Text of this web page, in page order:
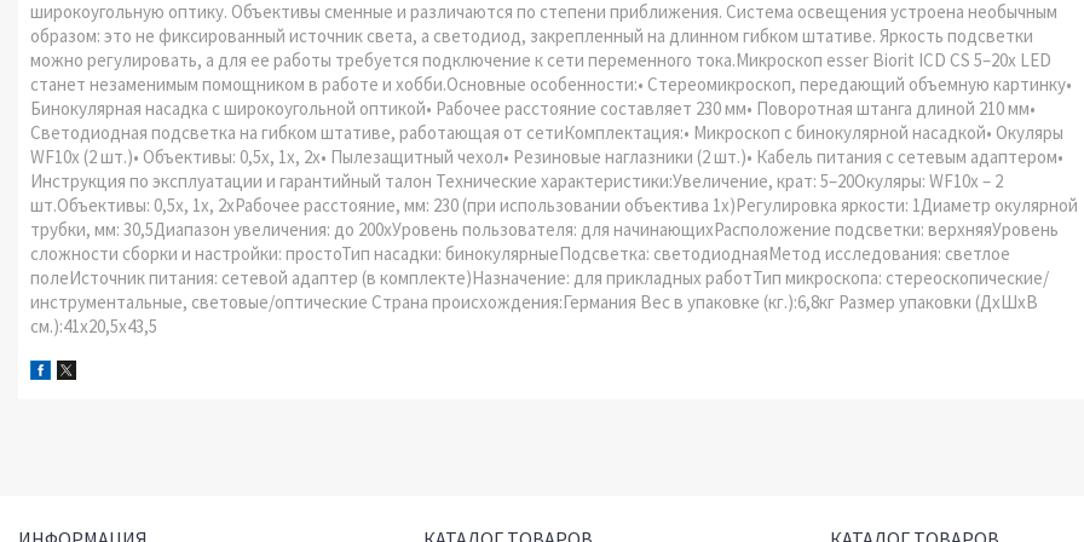
широкоугольную оптику. Объективы сменные и различаются по степени приближения. Система освещения устроена необычным
образом: это не фиксированный источник света, а светодиод, закрепленный на длинном гибком штативе. Яркость подсветки
можно регулировать, а для ее работы требуется подключение к сети переменного тока.Микроскоп esser Biorit ICD CS 5–20x LED
станет незаменимым помощником в работе и хобби.Основные особенности:• Стереомикроскоп, передающий объемную картинку•
Бинокулярная насадка с широкоугольной оптикой• Рабочее расстояние составляет 230 мм• Поворотная штанга длиной 210 мм•
Светодиодная подсветка на гибком штативе, работающая от сетиКомплектация:• Микроскоп с бинокулярной насадкой• Окуляры
WF10x (2 шт.)• Объективы: 0,5x, 1x, 2x• Пылезащитный чехол• Резиновые наглазники (2 шт.)• Кабель питания с сетевым адаптером•
Инструкция по эксплуатации и гарантийный талон Технические характеристики:Увеличение, крат: 5–20Окуляры: WF10х – 2
шт.Объективы: 0,5x, 1x, 2xРабочее расстояние, мм: 230 (при использовании объектива 1х)Регулировка яркости: 1Диаметр окулярной
трубки, мм: 30,5Диапазон увеличения: до 200хУровень пользователя: для начинающихРасположение подсветки: верхняяУровень
сложности сборки и настройки: простоТип насадки: бинокулярныеПодсветка: светодиоднаяМетод исследования: светлое
полеИсточник питания: сетевой адаптер (в комплекте)Назначение: для прикладных работТип микроскопа: стереоскопические/
инструментальные, световые/оптические Страна происхождения:Германия Вес в упаковке (кг.):6,8кг Размер упаковки (ДхШхВ
см.):41x20,5x43,5